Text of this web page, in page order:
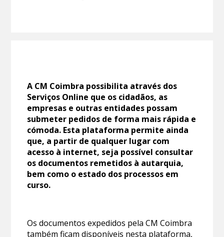
A CM Coimbra possibilita através dos
Serviços Online que os cidadãos, as
empresas e outras entidades possam
submeter pedidos de forma mais rápida e
cómoda. Esta plataforma permite ainda
que, a partir de qualquer lugar com
acesso à internet, seja possível consultar
os documentos remetidos à autarquia,
bem como o estado dos processos em
curso.
Os documentos expedidos pela CM Coimbra
também ficam disponíveis nesta plataforma,